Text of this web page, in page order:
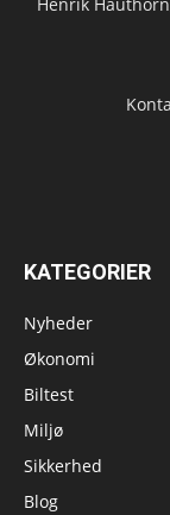
Henrik
KATEGORIER
Nyheder
Økonomi
Biltest
Miljø
Sikkerhed
Blog